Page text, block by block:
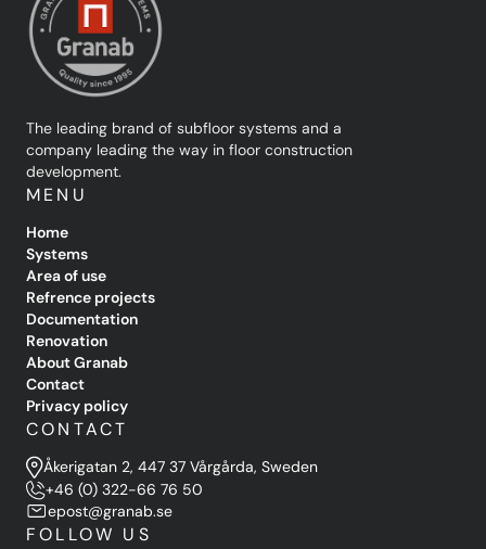
The leading brand of subfloor systems and a
company leading the way in floor construction
development.
MENU
Home
Systems
Area of use
Refrence projects
Documentation
Renovation
About Granab
Contact
Privacy policy
CONTACT
Åkerigatan 2, 447 37 Vårgårda, Sweden
+46 (0) 322-66 76 50
epost@granab.se
FOLLOW US